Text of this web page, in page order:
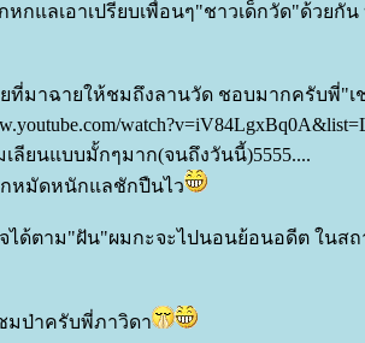
กแลเอาเปรียบเพื่อนๆ"ชาวเด็กวัด"ด้วยกัน
ที่มาฉายให้ชมถึงลานวัด ชอบมากครับพี่"เช
ลียนแบบมั้กๆมาก(จนถึงวันนี้)5555....
กหมัดหนักแลชักปืนไว
จได้ตาม"ฝัน"ผมกะจะไปนอนย้อนอดีต ในส
มป่าครับพี่ภาวิดา